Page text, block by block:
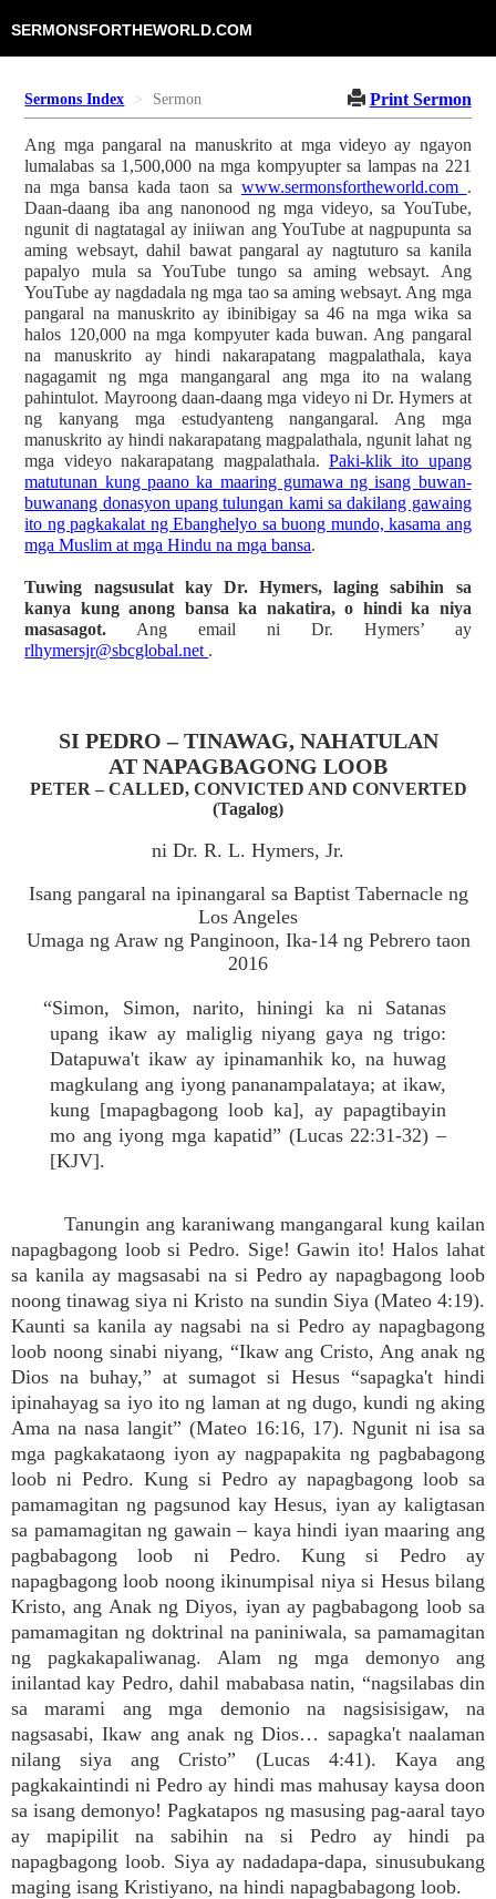
SERMONSFORTHEWORLD.COM
Sermons Index Sermon Print Sermon
Ang mga pangaral na manuskrito at mga videyo ay ngayon
lumalabas sa 1,500,000 na mga kompyupter sa lampas na 221
na mga bansa kada taon sa www.sermonsfortheworld.com .
Daan-daang iba ang nanonood ng mga videyo, sa YouTube,
ngunit di nagtatagal ay iniiwan ang YouTube at nagpupunta sa
aming websayt, dahil bawat pangaral ay nagtuturo sa kanila
papalyo mula sa YouTube tungo sa aming websayt. Ang
YouTube ay nagdadala ng mga tao sa aming websayt. Ang mga
pangaral na manuskrito ay ibinibigay sa 46 na mga wika sa
halos 120,000 na mga kompyuter kada buwan. Ang pangaral
na manuskrito ay hindi nakarapatang magpalathala, kaya
nagagamit ng mga mangangaral ang mga ito na walang
pahintulot. Mayroong daan-daang mga videyo ni Dr. Hymers at
ng kanyang mga estudyanteng nangangaral. Ang mga
manuskrito ay hindi nakarapatang magpalathala, ngunit lahat ng
mga videyo nakarapatang magpalathala. Paki-klik ito upang
matutunan kung paano ka maaring gumawa ng isang buwan-
buwanang donasyon upang tulungan kami sa dakilang gawaing
ito ng pagkakalat ng Ebanghelyo sa buong mundo, kasama ang
mga Muslim at mga Hindu na mga bansa.
Tuwing nagsusulat kay Dr. Hymers, laging sabihin sa
kanya kung anong bansa ka nakatira, o hindi ka niya
masasagot. Ang email ni Dr. Hymers’ ay
rlhymersjr@sbcglobal.net .
SI PEDRO – TINAWAG, NAHATULAN
AT NAPAGBAGONG LOOB
PETER – CALLED, CONVICTED AND CONVERTED
(Tagalog)
ni Dr. R. L. Hymers, Jr.
Isang pangaral na ipinangaral sa Baptist Tabernacle ng
Los Angeles
Umaga ng Araw ng Panginoon, Ika-14 ng Pebrero taon
2016
“Simon, Simon, narito, hiningi ka ni Satanas
upang ikaw ay maliglig niyang gaya ng trigo:
Datapuwa't ikaw ay ipinamanhik ko, na huwag
magkulang ang iyong pananampalataya; at ikaw,
kung [mapagbagong loob ka], ay papagtibayin
mo ang iyong mga kapatid” (Lucas 22:31-32) –
[KJV].
Tanungin ang karaniwang mangangaral kung kailan
napagbagong loob si Pedro. Sige! Gawin ito! Halos lahat
sa kanila ay magsasabi na si Pedro ay napagbagong loob
noong tinawag siya ni Kristo na sundin Siya (Mateo 4:19).
Kaunti sa kanila ay nagsabi na si Pedro ay napagbagong
loob noong sinabi niyang, “Ikaw ang Cristo, Ang anak ng
Dios na buhay,” at sumagot si Hesus “sapagka't hindi
ipinahayag sa iyo ito ng laman at ng dugo, kundi ng aking
Ama na nasa langit” (Mateo 16:16, 17). Ngunit ni isa sa
mga pagkakataong iyon ay nagpapakita ng pagbabagong
loob ni Pedro. Kung si Pedro ay napagbagong loob sa
pamamagitan ng pagsunod kay Hesus, iyan ay kaligtasan
sa pamamagitan ng gawain – kaya hindi iyan maaring ang
pagbabagong loob ni Pedro. Kung si Pedro ay
napagbagong loob noong ikinumpisal niya si Hesus bilang
Kristo, ang Anak ng Diyos, iyan ay pagbabagong loob sa
pamamagitan ng doktrinal na paniniwala, sa pamamagitan
ng pagkakapaliwanag. Alam ng mga demonyo ang
inilantad kay Pedro, dahil mababasa natin, “nagsilabas din
sa marami ang mga demonio na nagsisisigaw, na
nagsasabi, Ikaw ang anak ng Dios… sapagka't naalaman
nilang siya ang Cristo” (Lucas 4:41). Kaya ang
pagkakaintindi ni Pedro ay hindi mas mahusay kaysa doon
sa isang demonyo! Pagkatapos ng masusing pag-aaral tayo
ay mapipilit na sabihin na si Pedro ay hindi pa
napagbagong loob. Siya ay nadadapa-dapa, sinusubukang
maging isang Kristiyano, na hindi napagbabagong loob.